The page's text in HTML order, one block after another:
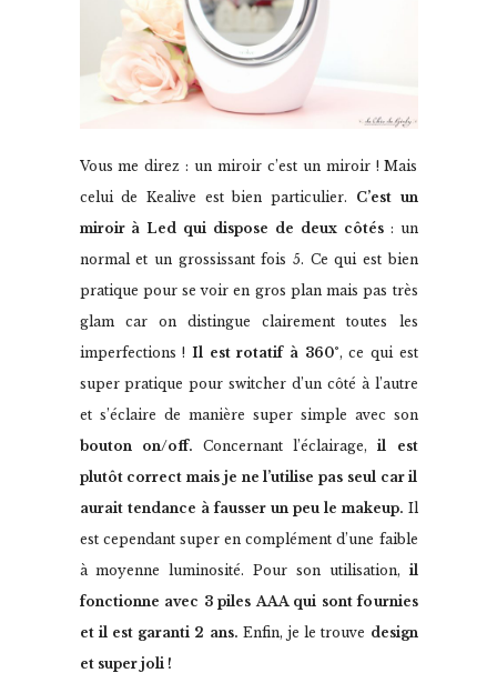
Vous me direz : un miroir c’est un miroir ! Mais
celui de Kealive est bien particulier. C’est un
miroir à Led qui dispose de deux côtés: un
normal et un grossissant fois 5. Ce qui est bien
pratique pour se voir en gros plan mais pas très
glam car on distingue clairement toutes les
imperfections ! Il est rotatif à 360°, ce qui est
super pratique pour switcher d’un côté à l’autre
et s’éclaire de manière super simple avec son
bouton on/off. Concernant l’éclairage,il est
plutôt correct mais je ne l’utilise pas seul car il
aurait tendance à fausser un peu le makeup. Il
est cependant super en complément d’une faible
à moyenne luminosité. Pour son utilisation, il
fonctionne avec 3 piles AAA qui sont fournies
et il est garanti 2 ans. Enfin, je le trouve design
et super joli !